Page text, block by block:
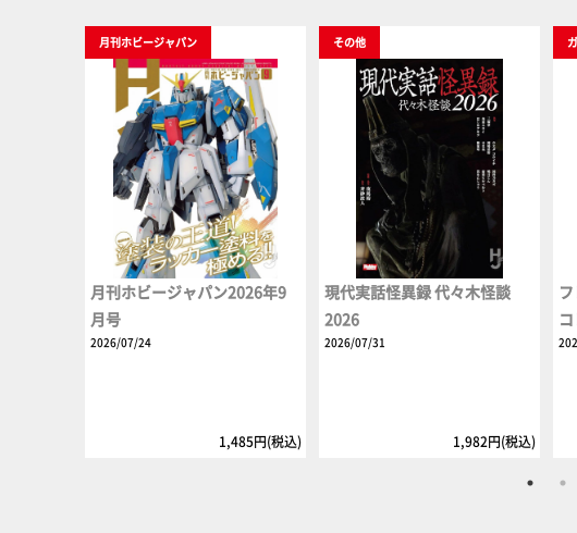
月刊ホビージャパン
月刊ホビージャパン2026年9
月号
2026/07/24
1,485円(税込)
その他
現代実話怪異録 代々木怪談
2026
2026/07/31
1,982円(税込)